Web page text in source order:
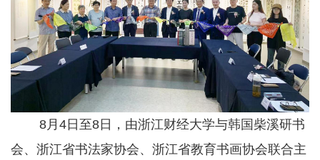
8月4日至8日，由浙江财经大学与韩国柴溪研书
会、浙江省书法家协会、浙江省教育书画协会联合主